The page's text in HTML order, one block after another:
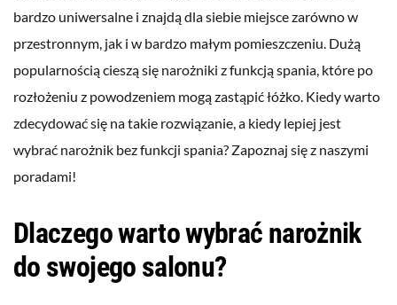
bardzo uniwersalne i znajdą dla siebie miejsce zarówno w
przestronnym, jak i w bardzo małym pomieszczeniu. Dużą
popularnością cieszą się narożniki z funkcją spania, które po
rozłożeniu z powodzeniem mogą zastąpić łóżko. Kiedy warto
zdecydować się na takie rozwiązanie, a kiedy lepiej jest
wybrać narożnik bez funkcji spania? Zapoznaj się z naszymi
poradami!
Dlaczego warto wybrać narożnik
do swojego salonu?